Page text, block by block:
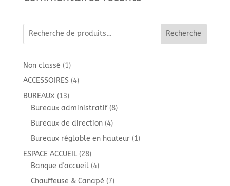
Recherche
Non classé 11
produit
ACCESSOIRES 44
BUREAUX 1313
produits
Bureaux administratif 88
Bureaux de direction 44
produits
Bureaux réglable en hauteur 11
ESPACE ACCUEIL 2828
produits
Banque d'accueil 44
produits
Chauffeuse & Canapé 77